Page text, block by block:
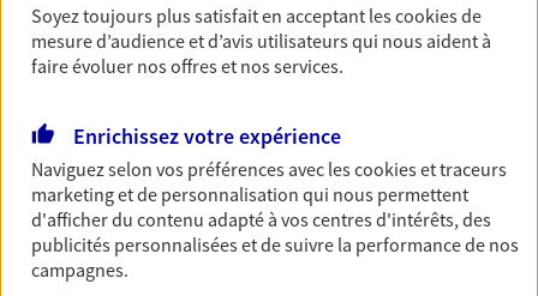
Accident, protégez votre qualité de vie et vos
revenus.
Découvrir l'offre Garantie Accidents de la Vie
OBTENIR UN TARIF EN LIGNE
Multirisque Entreprise
Gagnez en simplicité et en sérénité avec votre
assurance multirisque entreprise. Un contrat
Soyez toujours plus satisfait en acceptant lescookiesde
mesure d’audience et d’avis utilisateurs qui nous aident à
faire évoluer nos offres et nos services.
Enrichissez votre expérience
Naviguez selon vos préférences avec lescookies et traceurs
marketing et de personnalisation qui nous permettent
d'afficher du contenu adapté à vos centres d'intérêts, des
publicités personnalisées et de suivre la performance de nos
campagnes.